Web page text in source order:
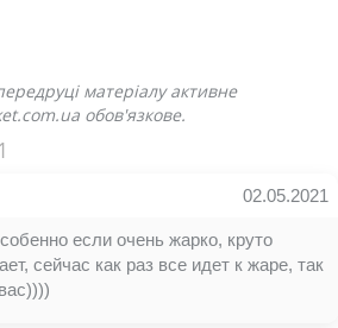
матеріалу активне
обов'язкове.
1
02.05.2021
если очень жарко, круто
сейчас как раз все идет к жаре, так